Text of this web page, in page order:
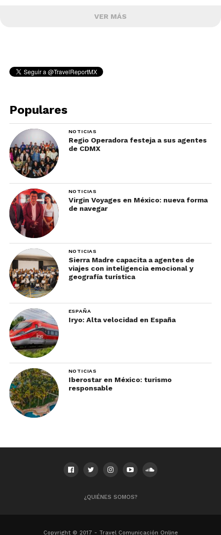
VER MÁS
Populares
NOTICIAS
Regio Operadora festeja a sus agentes
de CDMX
NOTICIAS
Virgin Voyages en México: nueva forma
de navegar
NOTICIAS
Sierra Madre capacita a agentes de
viajes con inteligencia emocional y
geografía turística
ESPAÑA
Iryo: Alta velocidad en España
NOTICIAS
Iberostar en México: turismo
responsable
¿QUIÉNES SOMOS?
Copyright © 2017 - Travel Comunicación Online